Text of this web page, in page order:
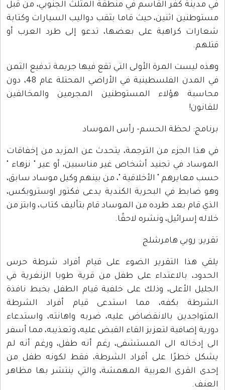
في مدينة كفر القاسم في منطقة المثلث الجنوبي، من قبل
مستوطنين اثنين، حيث قاما بثقب دواليب السيارات وكتابة
شعارات كراهية على بعضها، تدعو إلى طرد العرب أو
قتلهم.
وهذه ليست المرة الأولى التي تقع فيها جريمة تدفيع الثمن
في المدن الفلسطينية في الأراضي المحتلة عام 48، دون
محاسبة هؤلاء المستوطنين المجرمين والمخالفين
للقانون!
برنامج: لحظة الحسم- رأس الموساد
في هذا الجزء من الترجمة، يتحدث عن المزيد من إخفاقات
الموساد في تجنيد أشخاص غير مناسبين، أو عير " نزهاء "
حسب معايرهم " الأخلاقية "، من بينهم وكيل موساد سابق،
وهو ضابط في البحرية الكندية يدعى فكتور اوستروبكس،
الذي قام بعد طرده من الموساد قام بتأليف كتاب، وابتز من
خلاله إسرائيل، ونشره لاحقًا.
تقرير: روبي هامرشلج
يلقي هذا التقرير الضوء على قيام أفراد شرطة حرس
الحدود، بالاعتداء على طفل من قرية طوبا الزنغرية في
الجليل الأعلى، وذلك على خلفية قيام الطفل بخبط نافذة
الشرطة بكفه، مما استدعى قيام أفراد الشرطة
المتواجدين بالانقضاض عليه، ضربه واهانته، واستدعاء
دورية إضافية لتعزيز القاء القبض عليه، وتعذيبه، مما أسفر
الى إدخاله الى المستشفى، رغم أنه طفل، ورغم أنه لم
يشكل خطرًا على أفراد الشرطة، فقط لكونه طفل من
إحدى القرى العربية المهمشة، والتي ينتشر بها مظاهر
العنف.